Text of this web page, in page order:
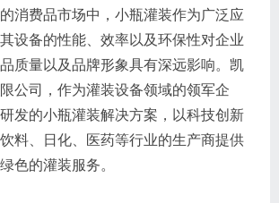
消费品市场中，小瓶灌装作为广泛应
设备的性能、效率以及环保性对企业
质量以及品牌形象具有深远影响。凯
公司，作为灌装设备领域的领军企
发的小瓶灌装解决方案，以科技创新
料、日化、医药等行业的生产商提供
色的灌装服务。